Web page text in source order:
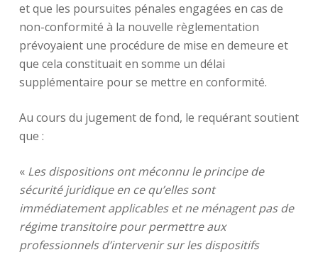
et que les poursuites pénales engagées en cas de
non-conformité à la nouvelle règlementation
prévoyaient une procédure de mise en demeure et
que cela constituait en somme un délai
supplémentaire pour se mettre en conformité.
Au cours du jugement de fond, le requérant soutient
que :
« Les dispositions ont méconnu le principe de
sécurité juridique en ce qu’elles sont
immédiatement applicables et ne ménagent pas de
régime transitoire pour permettre aux
professionnels d’intervenir sur les dispositifs